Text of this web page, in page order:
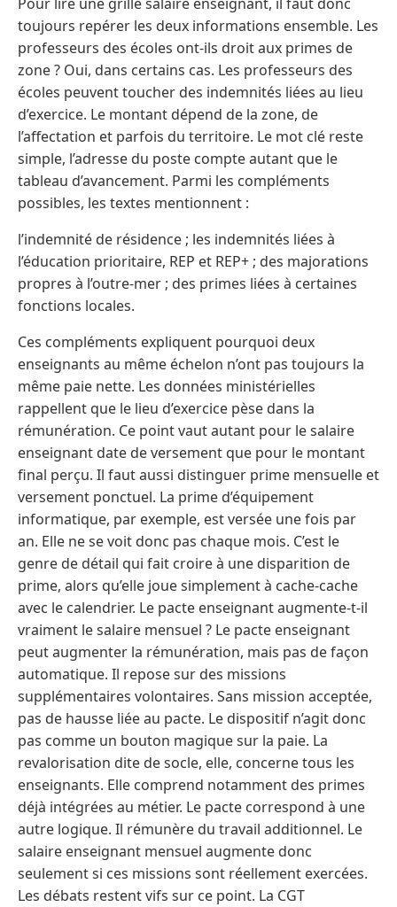
toujours repérer les deux informations ensemble. Les
professeurs des écoles ont-ils droit aux primes de
zone ? Oui, dans certains cas. Les professeurs des
écoles peuvent toucher des indemnités liées au lieu
d’exercice. Le montant dépend de la zone, de
l’affectation et parfois du territoire. Le mot clé reste
simple, l’adresse du poste compte autant que le
tableau d’avancement. Parmi les compléments
possibles, les textes mentionnent :
l’indemnité de résidence ; les indemnités liées à
l’éducation prioritaire, REP et REP+ ; des majorations
propres à l’outre-mer ; des primes liées à certaines
fonctions locales.
Ces compléments expliquent pourquoi deux
enseignants au même échelon n’ont pas toujours la
même paie nette. Les données ministérielles
rappellent que le lieu d’exercice pèse dans la
rémunération. Ce point vaut autant pour le salaire
enseignant date de versement que pour le montant
final perçu. Il faut aussi distinguer prime mensuelle et
versement ponctuel. La prime d’équipement
informatique, par exemple, est versée une fois par
an. Elle ne se voit donc pas chaque mois. C’est le
genre de détail qui fait croire à une disparition de
prime, alors qu’elle joue simplement à cache-cache
avec le calendrier. Le pacte enseignant augmente-t-il
vraiment le salaire mensuel ? Le pacte enseignant
peut augmenter la rémunération, mais pas de façon
automatique. Il repose sur des missions
supplémentaires volontaires. Sans mission acceptée,
pas de hausse liée au pacte. Le dispositif n’agit donc
pas comme un bouton magique sur la paie. La
revalorisation dite de socle, elle, concerne tous les
enseignants. Elle comprend notamment des primes
déjà intégrées au métier. Le pacte correspond à une
autre logique. Il rémunère du travail additionnel. Le
salaire enseignant mensuel augmente donc
seulement si ces missions sont réellement exercées.
Les débats restent vifs sur ce point. La CGT